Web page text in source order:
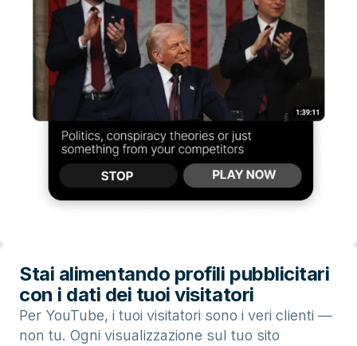
Stai alimentando profili pubblicitari
con i dati dei tuoi visitatori
Per YouTube, i tuoi visitatori sono i veri clienti —
non tu. Ogni visualizzazione sul tuo sito